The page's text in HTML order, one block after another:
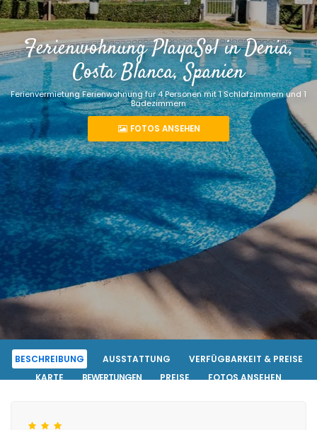
Ferienwohnung PlayaSol in Denia,
Costa Blanca, Spanien
Ferienvermietung Ferienwohnung für 4 Personen mit 1 Schlafzimmern und 1
Badezimmern
FOTOS ANSEHEN
BESCHREIBUNG AUSSTATTUNG
VERFÜGBARKEIT & PREISE
KARTE
BEWERTUNGEN PREISE
FOTOS ANSEHEN